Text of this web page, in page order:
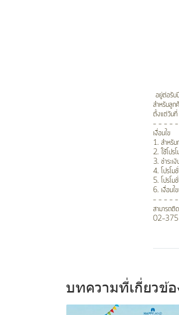
อยู่ต่อรับ
สำหรับลู
ตั้งแต่วัน
- - - - -
เงื่อนไข
1. สำหรั
2. ใช้โป
3. ชำระเ
4. โปรโม
5. โปรโม
6. เงื่อนไ
- - - - -
สามารถติ
02-
บทความที่เกี่ยวข้